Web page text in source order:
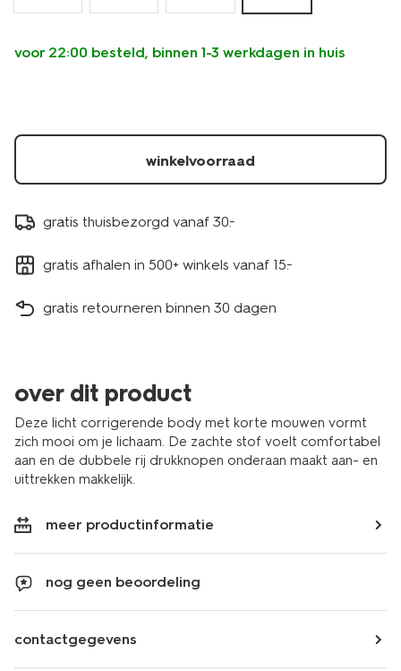
voor 22:00 besteld, binnen 1-3 werkdagen in huis
winkelvoorraad
gratis thuisbezorgd vanaf 30.-
gratis afhalen in 500+ winkels vanaf 15.-
gratis retourneren binnen 30 dagen
over dit product
Deze licht corrigerende body met korte mouwen vormt
zich mooi om je lichaam. De zachte stof voelt comfortabel
aan en de dubbele rij drukknopen onderaan maakt aan- en
uittrekken makkelijk.
meer productinformatie
nog geen beoordeling
contactgegevens